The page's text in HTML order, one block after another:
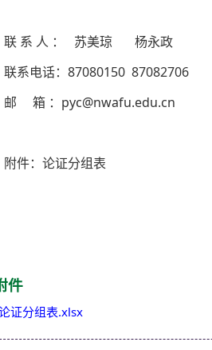
联 系 人 ： 苏美琼 杨永政
联系电话：87080150 87082706
邮 箱 ：pyc@nwafu.edu.cn
附件：论证分组表
件
证分组表.xlsx